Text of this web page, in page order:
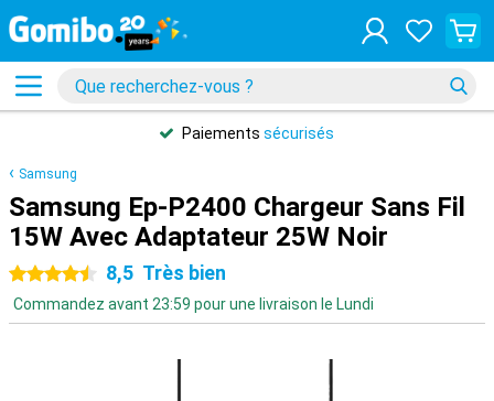
Paiements sécurisés
Samsung
Samsung Ep-P2400 Chargeur Sans Fil
15W Avec Adaptateur 25W Noir
4.5 étoiles
8,5 Très bien
Commandez avant 23:59 pour une livraison le Lundi